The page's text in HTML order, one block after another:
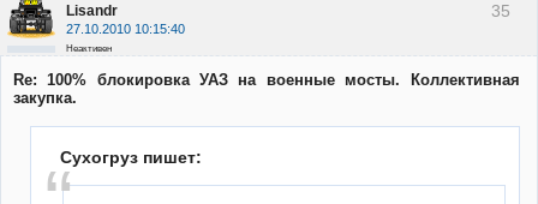
35
Lisandr
27.10.2010 10:15:40
Неактивен
Re: 100% блокировка УАЗ на военные мосты. Коллективная
закупка.
Сухогруз пишет: